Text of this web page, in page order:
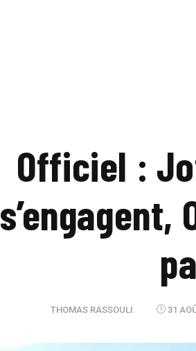
Officiel :
s’engagent,
THOMAS RASSOULI 31